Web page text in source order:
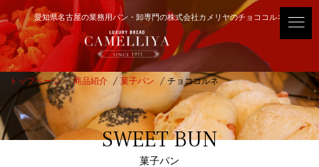
愛知県名古屋の業務用パン・卸専門の株式会社カメリヤのチョココルネ
トップページ 商品紹介 菓子パン チョココルネ
SWEET BUN
菓子パン